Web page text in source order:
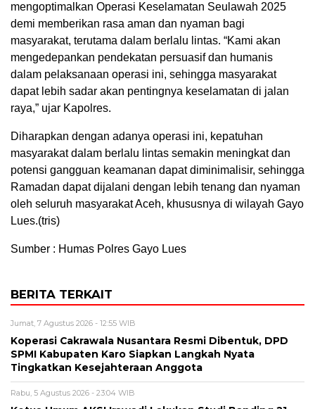
mengoptimalkan Operasi Keselamatan Seulawah 2025
demi memberikan rasa aman dan nyaman bagi
masyarakat, terutama dalam berlalu lintas. “Kami akan
mengedepankan pendekatan persuasif dan humanis
dalam pelaksanaan operasi ini, sehingga masyarakat
dapat lebih sadar akan pentingnya keselamatan di jalan
raya,” ujar Kapolres.
Diharapkan dengan adanya operasi ini, kepatuhan
masyarakat dalam berlalu lintas semakin meningkat dan
potensi gangguan keamanan dapat diminimalisir, sehingga
Ramadan dapat dijalani dengan lebih tenang dan nyaman
oleh seluruh masyarakat Aceh, khususnya di wilayah Gayo
Lues.(tris)
Sumber : Humas Polres Gayo Lues
BERITA TERKAIT
Jumat, 7 Agustus 2026 - 12:55 WIB
Koperasi Cakrawala Nusantara Resmi Dibentuk, DPD
SPMI Kabupaten Karo Siapkan Langkah Nyata
Tingkatkan Kesejahteraan Anggota
Rabu, 5 Agustus 2026 - 23:04 WIB